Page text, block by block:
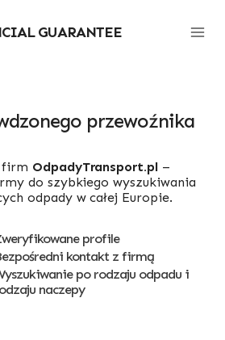
GUARANTEE
przewoźnika
firm OdpadyTransport.pl–
do szybkiego wyszukiwania
odpady w całej Europie.
profile
kontakt z firmą
po rodzaju odpadu i
naczepy